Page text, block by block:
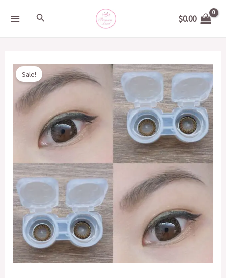
Search $0.00
Sale!
Original
price
$200.00.
Current
price
$20.00.
DUEBA
蕾
絲
啡
14.3mm
quantity